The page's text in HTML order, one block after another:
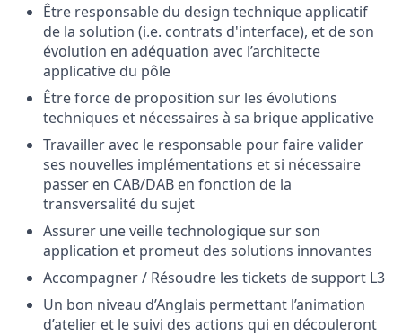
Être responsable du design technique applicatif
de la solution (i.e. contrats d'interface), et de son
évolution en adéquation avec l’architecte
applicative du pôle
Être force de proposition sur les évolutions
techniques et nécessaires à sa brique applicative
Travailler avec le responsable pour faire valider
ses nouvelles implémentations et si nécessaire
passer en CAB/DAB en fonction de la
transversalité du sujet
Assurer une veille technologique sur son
application et promeut des solutions innovantes
Accompagner / Résoudre les tickets de support L3
Un bon niveau d’Anglais permettant l’animation
d’atelier et le suivi des actions qui en découleront